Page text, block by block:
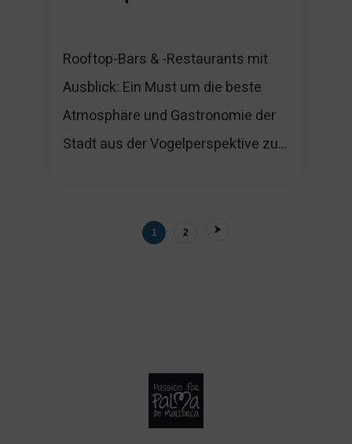
Rooftop-Bars & -Restaurants mit
Ausblick: Ein Must um die beste
Atmosphäre und Gastronomie der
Stadt aus der Vogelperspektive zu...
1 2